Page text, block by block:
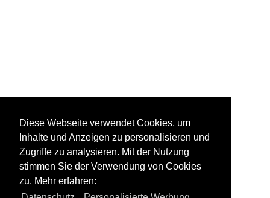
Diese Webseite verwendet Cookies, um
Inhalte und Anzeigen zu personalisieren und
Zugriffe zu analysieren. Mit der Nutzung
stimmen Sie der Verwendung von Cookies
zu. Mehr erfahren: